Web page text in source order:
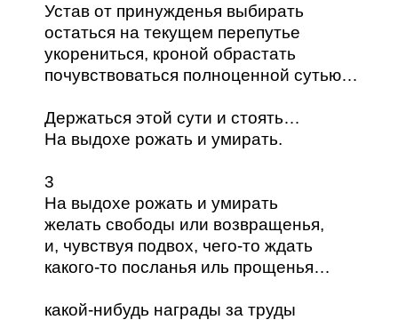
Устав от принужденья выбирать
остаться на текущем перепутье
укорениться, кроной обрастать
почувствоваться полноценной сутью…
Держаться этой сути и стоять…
На выдохе рожать и умирать.
3
На выдохе рожать и умирать
желать свободы или возвращенья,
и, чувствуя подвох, чего-то ждать
какого-то посланья иль прощенья…
какой-нибудь награды за труды